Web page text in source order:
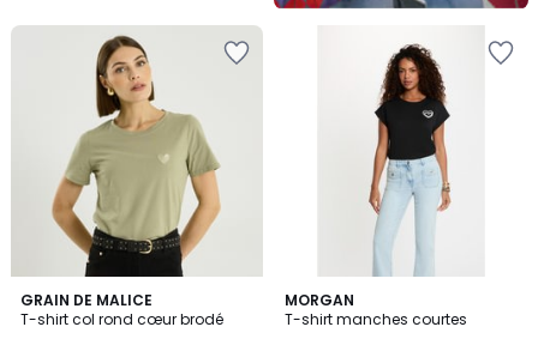
GRAIN DE MALICE
T-shirt col rond cœur brodé
3
Couleurs
MORGAN
T-shirt manches courtes
2
Couleurs